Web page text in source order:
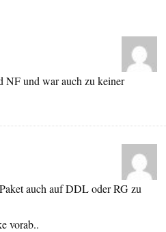
und war auch zu keiner
auch auf DDL oder RG zu
vorab..